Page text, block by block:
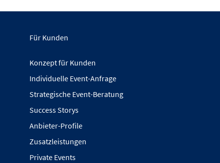
Für Kunden
Konzept für Kunden
Individuelle Event-Anfrage
Strategische Event-Beratung
Success Storys
Anbieter-Profile
Zusatzleistungen
Private Events